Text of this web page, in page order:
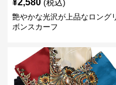
¥2,580 (税込)
艶やかな光沢が上品なロング
ボンスカーフ